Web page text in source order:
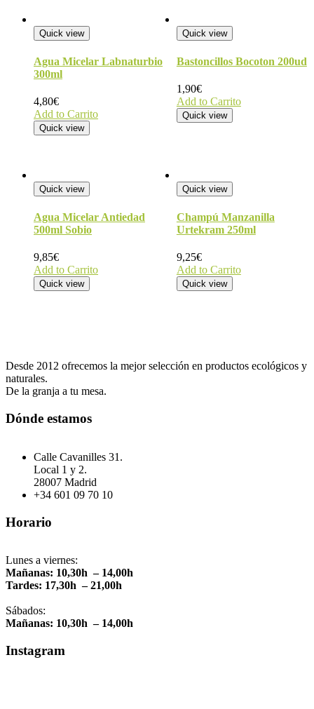
quantity
Quick view
Agua Micelar Labnaturbio
300ml
4,80€
Add to Carrito
Quick view
Quick view
Bastoncillos Bocoton 200ud
1,90€
Add to Carrito
Quick view
Quick view
Agua Micelar Antiedad
500ml Sobio
9,85€
Add to Carrito
Quick view
Quick view
Champú Manzanilla
Urtekram 250ml
9,25€
Add to Carrito
Quick view
Desde 2012 ofrecemos la mejor selección en productos ecológicos y
naturales.
De la granja a tu mesa.
Dónde estamos
Calle Cavanilles 31.
Local 1 y 2.
28007 Madrid
+34 601 09 70 10
Horario
Lunes a viernes:
Mañanas: 10,30h – 14,00h
Tardes: 17,30h – 21,00h
Sábados:
Mañanas: 10,30h – 14,00h
Instagram